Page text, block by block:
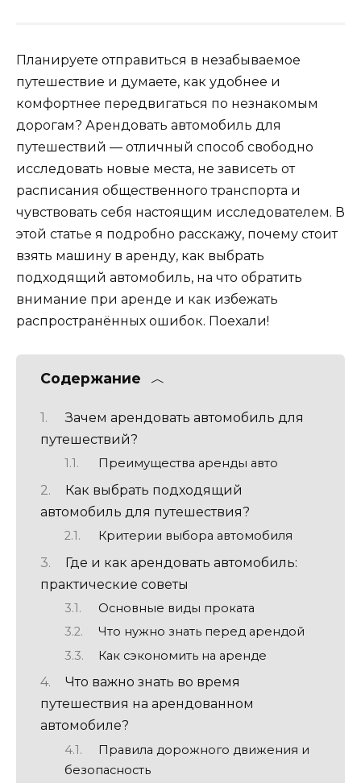
Планируете отправиться в незабываемое
путешествие и думаете, как удобнее и
комфортнее передвигаться по незнакомым
дорогам? Арендовать автомобиль для
путешествий — отличный способ свободно
исследовать новые места, не зависеть от
расписания общественного транспорта и
чувствовать себя настоящим исследователем. В
этой статье я подробно расскажу, почему стоит
взять машину в аренду, как выбрать
подходящий автомобиль, на что обратить
внимание при аренде и как избежать
распространённых ошибок. Поехали!
Содержание
Зачем арендовать автомобиль для
путешествий?
Преимущества аренды авто
Как выбрать подходящий
автомобиль для путешествия?
Критерии выбора автомобиля
Где и как арендовать автомобиль:
практические советы
Основные виды проката
Что нужно знать перед арендой
Как сэкономить на аренде
Что важно знать во время
путешествия на арендованном
автомобиле?
Правила дорожного движения и
безопасность